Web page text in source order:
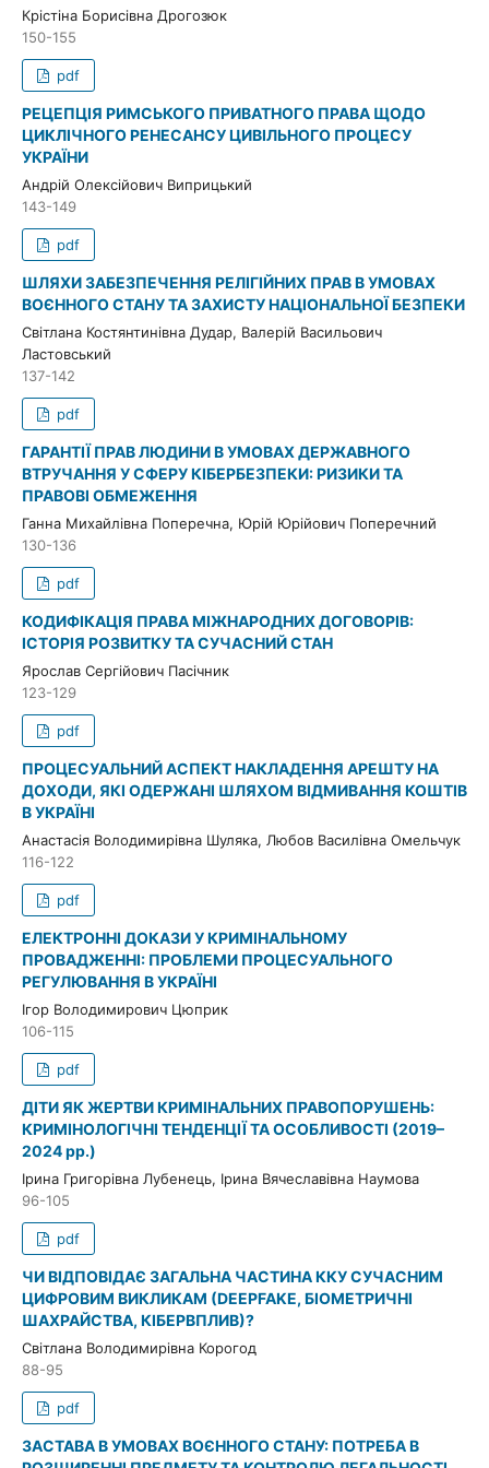
Крістіна Борисівна Дрогозюк
150-155
pdf
РЕЦЕПЦІЯ РИМСЬКОГО ПРИВАТНОГО ПРАВА ЩОДО
ЦИКЛІЧНОГО РЕНЕСАНСУ ЦИВІЛЬНОГО ПРОЦЕСУ
УКРАЇНИ
Андрій Олексійович Виприцький
143-149
pdf
ШЛЯХИ ЗАБЕЗПЕЧЕННЯ РЕЛІГІЙНИХ ПРАВ В УМОВАХ
ВОЄННОГО СТАНУ ТА ЗАХИСТУ НАЦІОНАЛЬНОЇ БЕЗПЕКИ
Світлана Костянтинівна Дудар, Валерій Васильович
Ластовський
137-142
pdf
ГАРАНТІЇ ПРАВ ЛЮДИНИ В УМОВАХ ДЕРЖАВНОГО
ВТРУЧАННЯ У СФЕРУ КІБЕРБЕЗПЕКИ: РИЗИКИ ТА
ПРАВОВІ ОБМЕЖЕННЯ
Ганна Михайлівна Поперечна, Юрій Юрійович Поперечний
130-136
pdf
КОДИФІКАЦІЯ ПРАВА МІЖНАРОДНИХ ДОГОВОРІВ:
ІСТОРІЯ РОЗВИТКУ ТА СУЧАСНИЙ СТАН
Ярослав Сергійович Пасічник
123-129
pdf
ПРОЦЕСУАЛЬНИЙ АСПЕКТ НАКЛАДЕННЯ АРЕШТУ НА
ДОХОДИ, ЯКІ ОДЕРЖАНІ ШЛЯХОМ ВІДМИВАННЯ КОШТІВ
В УКРАЇНІ
Анастасія Володимирівна Шуляка, Любов Василівна Омельчук
116-122
pdf
ЕЛЕКТРОННІ ДОКАЗИ У КРИМІНАЛЬНОМУ
ПРОВАДЖЕННІ: ПРОБЛЕМИ ПРОЦЕСУАЛЬНОГО
РЕГУЛЮВАННЯ В УКРАЇНІ
Ігор Володимирович Цюприк
106-115
pdf
ДІТИ ЯК ЖЕРТВИ КРИМІНАЛЬНИХ ПРАВОПОРУШЕНЬ:
КРИМІНОЛОГІЧНІ ТЕНДЕНЦІЇ ТА ОСОБЛИВОСТІ (2019–
2024 рр.)
Ірина Григорівна Лубенець, Ірина Вячеславівна Наумова
96-105
pdf
ЧИ ВІДПОВІДАЄ ЗАГАЛЬНА ЧАСТИНА ККУ СУЧАСНИМ
ЦИФРОВИМ ВИКЛИКАМ (DEEPFAKE, БІОМЕТРИЧНІ
ШАХРАЙСТВА, КІБЕРВПЛИВ)?
Світлана Володимирівна Корогод
88-95
pdf
ЗАСТАВА В УМОВАХ ВОЄННОГО СТАНУ: ПОТРЕБА В